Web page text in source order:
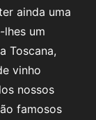
ainda uma
lhes um
Toscana,
vinho
nossos
famosos